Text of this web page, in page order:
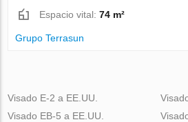
Espacio vital:74 m²
Grupo Terrasun
Visado E-2 a EE.UU.
Visado EB-5 a EE.UU.